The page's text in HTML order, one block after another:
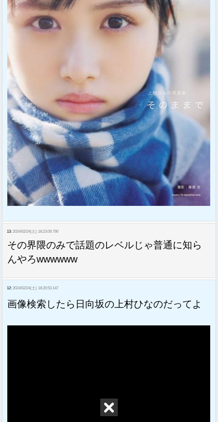
13: 2024/02/24(土) 18:23:09.790
その界隈のみで話題のレベルじゃ普通に知ら
んやろwwwwww
12: 2024/02/24(土) 18:20:53.147
画像検索したら日向坂の上村ひなのだってよ